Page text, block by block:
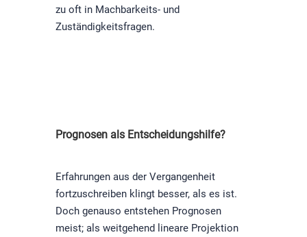
zu oft in Machbarkeits- und
Zuständigkeitsfragen.
Prognosen als Entscheidungshilfe?
Erfahrungen aus der Vergangenheit
fortzuschreiben klingt besser, als es ist.
Doch genauso entstehen Prognosen
meist; als weitgehend lineare Projektion